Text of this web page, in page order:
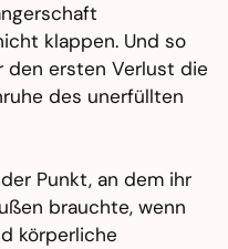
klappen. Und so
den ersten Verlust die
des unerfüllten
Punkt, an dem ihr
brauchte, wenn
körperliche